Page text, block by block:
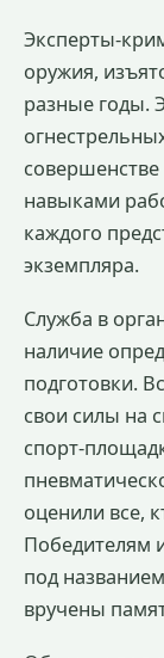
Эксперты-
оружия,
разные годы.
навыками
каждого
экземпляра.
Служба в
наличие
подготовки.
свои силы на
спорт-
оценили все,
Победителям
под
вручены